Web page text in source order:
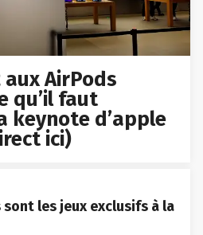
aux AirPods
qu’il faut
keynote d’apple
ici)
sont les jeux exclusifs à la